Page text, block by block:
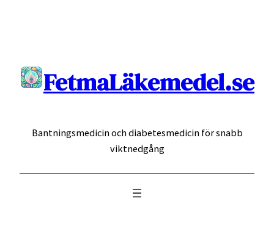
FetmaLäkemedel.se
Bantningsmedicin och diabetesmedicin för snabb
viktnedgång